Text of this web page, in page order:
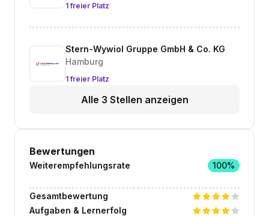
1 freier Platz
Stern-Wywiol Gruppe GmbH & Co. KG
Hamburg
1 freier Platz
Alle 3 Stellen anzeigen
Bewertungen
Weiterempfehlungsrate 100%
Gesamtbewertung
Aufgaben & Lernerfolg